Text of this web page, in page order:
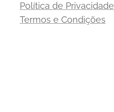
Política de Privacidade
Termos e Condições